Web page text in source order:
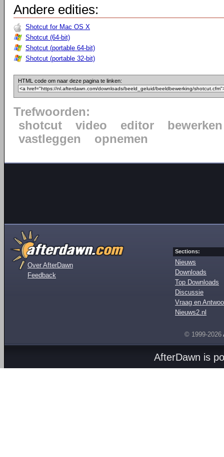
Andere edities:
Shotcut for Mac OS X
Shotcut (64-bit)
Shotcut (portable 64-bit)
Shotcut (portable 32-bit)
HTML code om naar deze pagina te linken:
Trefwoorden:
shotcut
video editor
bewerken
vastleggen
opnemen
Over AfterDawn
Feedback
Sections:
Nieuws
Downloads
Top Downloads
Discussie
Vraag en
Nieuws2.nl
© 1999-2026
AfterDawn is